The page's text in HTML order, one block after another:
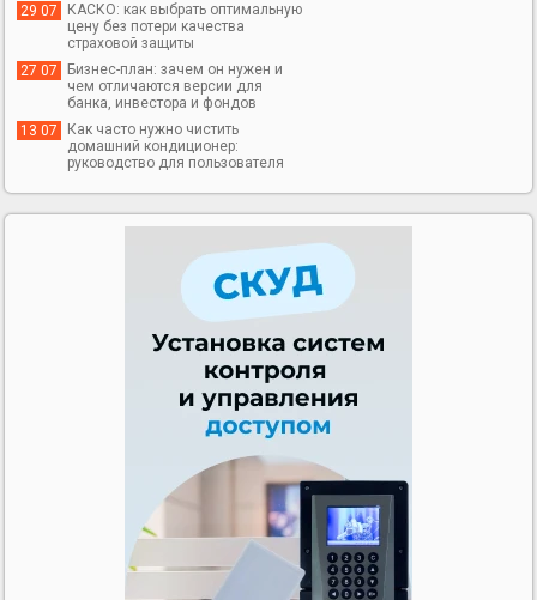
29 07
КАСКО: как выбрать оптимальную
цену без потери качества
страховой защиты
27 07
Бизнес-план: зачем он нужен и
чем отличаются версии для
банка, инвестора и фондов
13 07
Как часто нужно чистить
домашний кондиционер:
руководство для пользователя